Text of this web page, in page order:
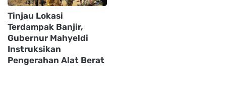
Tinjau Lokasi
Terdampak Banjir,
Gubernur Mahyeldi
Instruksikan
Pengerahan Alat Berat